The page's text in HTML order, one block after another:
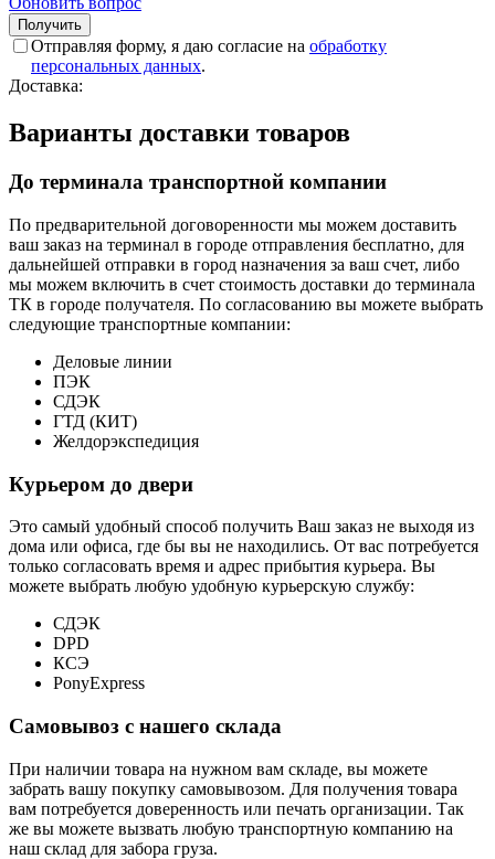
Отправляя форму, я даю согласие на обработку
персональных данных.
Доставка:
Варианты доставки товаров
До терминала транспортной компании
По предварительной договоренности мы можем доставить
ваш заказ на терминал в городе отправления бесплатно, для
дальнейшей отправки в город назначения за ваш счет, либо
мы можем включить в счет стоимость доставки до терминала
ТК в городе получателя. По согласованию вы можете выбрать
следующие транспортные компании:
Деловые линии
ПЭК
СДЭК
ГТД (КИТ)
Желдорэкспедиция
Курьером до двери
Это самый удобный способ получить Ваш заказ не выходя из
дома или офиса, где бы вы не находились. От вас потребуется
только согласовать время и адрес прибытия курьера. Вы
можете выбрать любую удобную курьерскую службу:
СДЭК
DPD
КСЭ
PonyExpress
Самовывоз с нашего склада
При наличии товара на нужном вам складе, вы можете
забрать вашу покупку самовывозом. Для получения товара
вам потребуется доверенность или печать организации. Так
же вы можете вызвать любую транспортную компанию на
наш склад для забора груза.